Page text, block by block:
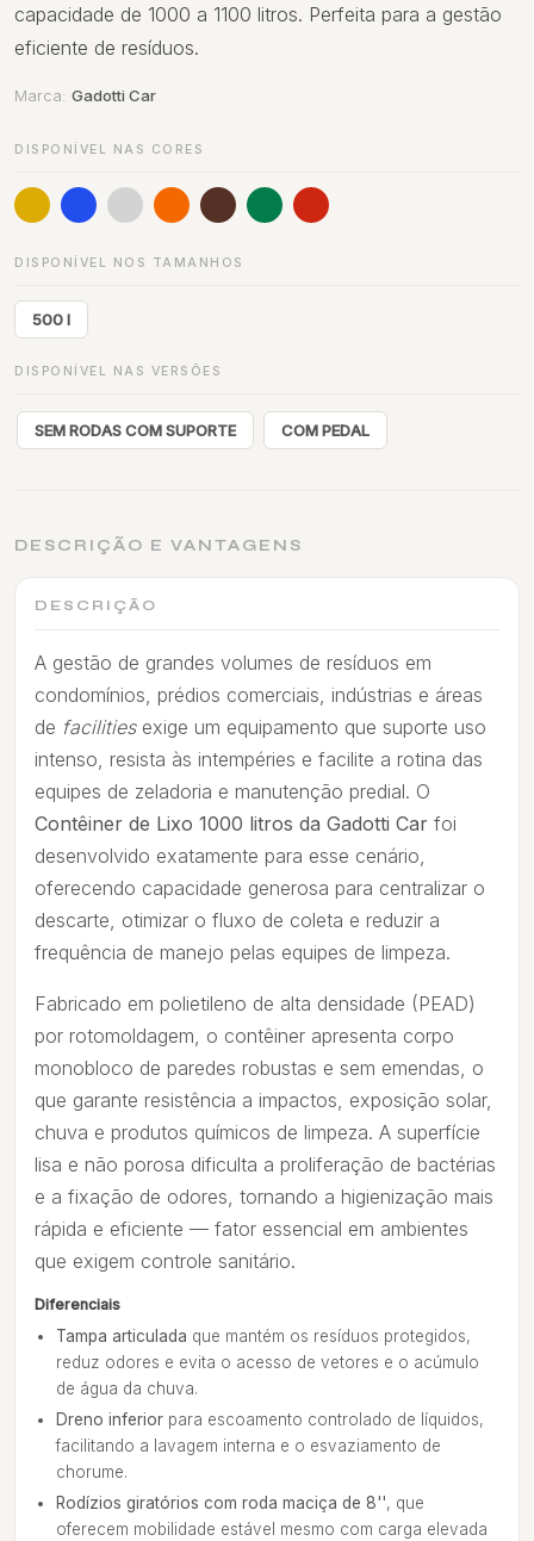
capacidade de 1000 a 1100 litros. Perfeita para a gestão
eficiente de resíduos.
Marca: Gadotti Car
DISPONÍVEL NAS CORES
DISPONÍVEL NOS TAMANHOS
500 l
DISPONÍVEL NAS VERSÕES
SEM RODAS COM SUPORTE COM PEDAL
DESCRIÇÃO E VANTAGENS
DESCRIÇÃO
A gestão de grandes volumes de resíduos em
condomínios, prédios comerciais, indústrias e áreas
de facilitiesexige um equipamento que suporte uso
intenso, resista às intempéries e facilite a rotina das
equipes de zeladoria e manutenção predial. O
Contêiner de Lixo 1000 litros da Gadotti Car foi
desenvolvido exatamente para esse cenário,
oferecendo capacidade generosa para centralizar o
descarte, otimizar o fluxo de coleta e reduzir a
frequência de manejo pelas equipes de limpeza.
Fabricado em polietileno de alta densidade (PEAD)
por rotomoldagem, o contêiner apresenta corpo
monobloco de paredes robustas e sem emendas, o
que garante resistência a impactos, exposição solar,
chuva e produtos químicos de limpeza. A superfície
lisa e não porosa dificulta a proliferação de bactérias
e a fixação de odores, tornando a higienização mais
rápida e eficiente — fator essencial em ambientes
que exigem controle sanitário.
Diferenciais
Tampa articulada que mantém os resíduos protegidos,
reduz odores e evita o acesso de vetores e o acúmulo
de água da chuva.
Dreno inferior para escoamento controlado de líquidos,
facilitando a lavagem interna e o esvaziamento de
chorume.
Rodízios giratórios com roda maciça de 8'', que
oferecem mobilidade estável mesmo com carga elevada